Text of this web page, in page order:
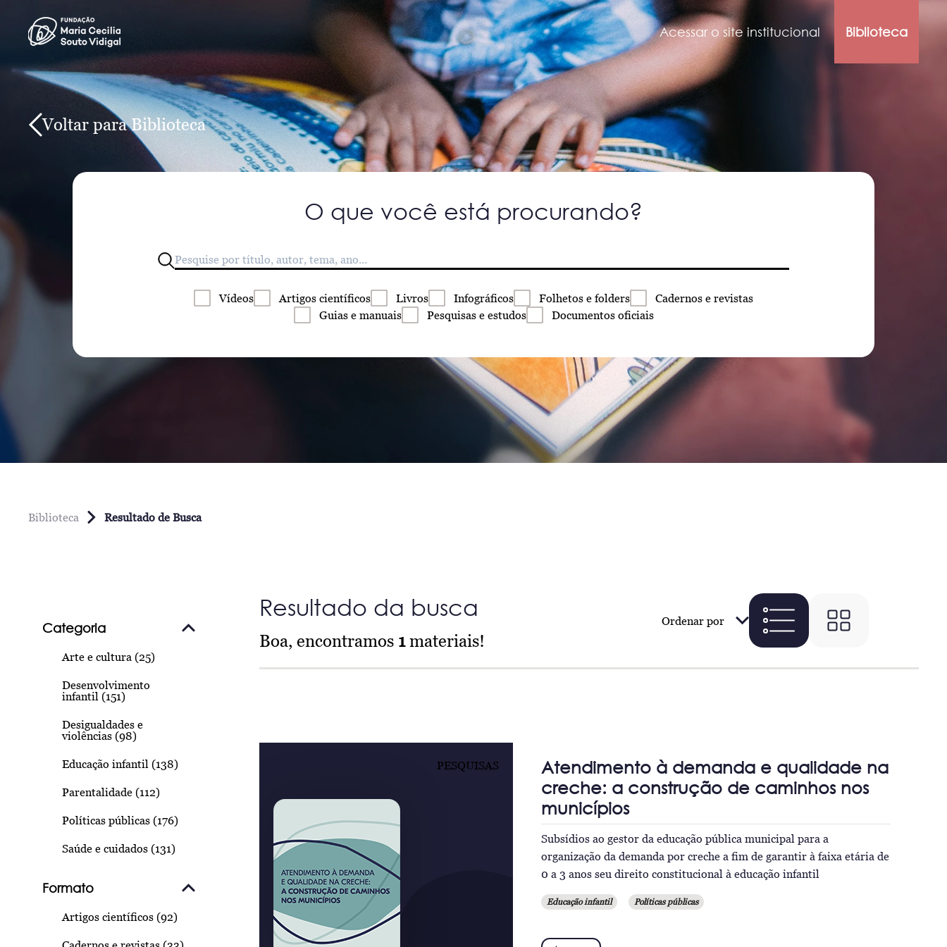
Acessar o site institucional Biblioteca
Voltar para Biblioteca
O que você está procurando?
Vídeos Artigos científicos Livros Infográficos Folhetos e folders Cadernos e revistas
Guias e manuais Pesquisas e estudos Documentos oficiais
Biblioteca Resultado de Busca
Categoria
Arte e cultura (25)
Desenvolvimento
infantil (151)
Desigualdades e
violências (98)
Educação infantil (138)
Parentalidade (112)
Políticas públicas (176)
Saúde e cuidados (131)
Formato
Artigos científicos (92)
Resultado da busca
Boa, encontramos 1materiais!
Ordenar por
PESQUISAS
Atendimento à demanda e qualidade na
creche: a construção de caminhos nos
municípios
Subsídios ao gestor da educação pública municipal para a
organização da demanda por creche a fim de garantir à faixa etária de
0 a 3 anos seu direito constitucional à educação infantil
Educação infantil Políticas públicas